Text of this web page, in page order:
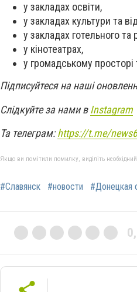
у закладах освіти,
у закладах культури та
у закладах готельного та
у кінотеатрах,
у громадському
Підписуйтеся на наші
Слідкуйте за нами вInstagram
Та телеграм:https://t.me/
Якщо ви помітили помилку, виділіть
#Славянск #новости #Донецкая